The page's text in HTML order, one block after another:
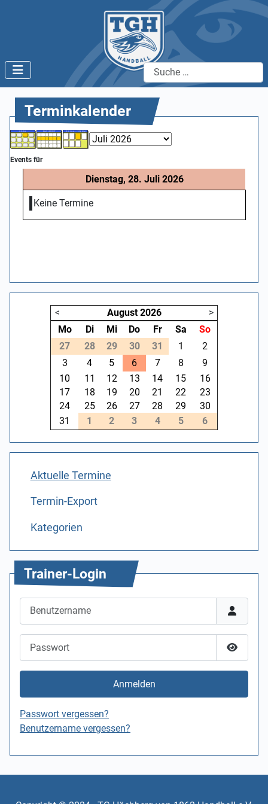
Suchen
Terminkalender
Events für
Dienstag, 28. Juli 2026
Keine Termine
< August 2026
>
Mo
Di Mi Do Fr Sa
So
27
28 29 30 31 1
2
3
4 5 6 7 8
9
10
11 12 13 14 15
16
17
18 19 20 21 22
23
24
25 26 27 28 29
30
31
1 2 3 4 5 6
Aktuelle Termine
Termin-Export
Kategorien
Trainer-Login
Anmelden
Passwort vergessen?
Benutzername vergessen?